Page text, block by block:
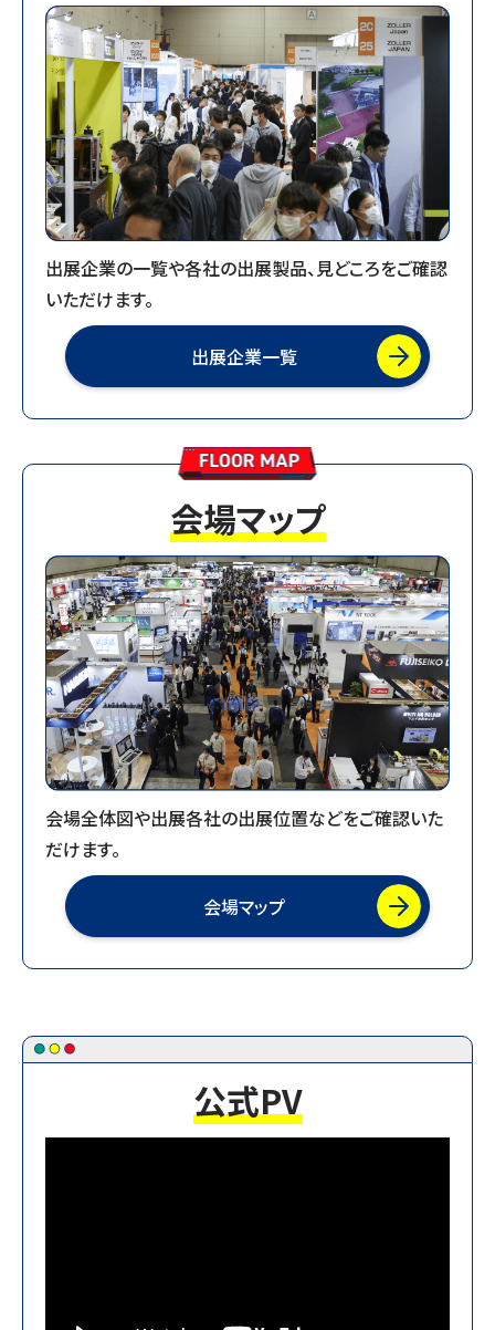
2025.10.26
【10月25日（土）来場者数】13,977人／4日間合計：
77,613人
2025.10.25
【10月24日（金）来場者数】23,714人／3日間合計：
63,636人
2025.10.24
【10月23日（木）来場者数】21,194人／2日間合計：
39,922人
2025.10.23
【お知らせ】会場速報を公開しました
【お知らせ】あおなみ線の増便決定について
2025.09.01
【お知らせ】事前来場登録開始しました。
2025.08.01
【お知らせ】主催者セミナーを公開しました。
2025.08.01
【お知らせ】主催者企画展示を公開しました。
2025.08.01
【お知らせ】出展者ワークショップを公開しました。
2025.08.01
【お知らせ】-見どころ紹介-「MECTここが激アツ！！」
2025.07.07
2025.04.14
出展企業の一覧や各社の出展製品、見どころをご確認
いただけます。
出展企業一覧
会場マップ
会場全体図や出展各社の出展位置などをご確認いた
だけます。
会場マップ
公式PV